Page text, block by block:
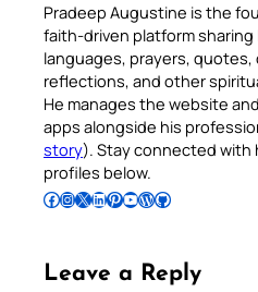
Pradeep Augustine is the
faith-driven platform sharing
languages, prayers, quotes,
reflections, and other
He manages the website
apps alongside his
story). Stay connected with
profiles below.
Follow Pradeep on Facebook Follow Pradeep on InstagramFollow Pradeep on X Follow Pradeep on LinkedIn Follow Pradeep on Pinterest Subscribe to Pradeep’s Youtube Channel Follow Pradeep on WordPress Follow Pradeep on GitHub
Leave a Reply